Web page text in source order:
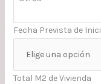
Fecha Prevista de
Total M2 de Vivienda